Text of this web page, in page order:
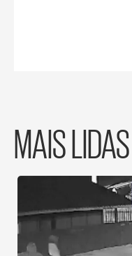
MAIS LIDAS